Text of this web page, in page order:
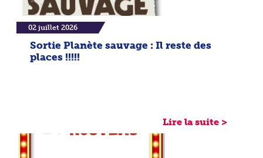
02 juillet 2026
Sortie Planète sauvage : Il reste des
places !!!!!
Lire la suite >